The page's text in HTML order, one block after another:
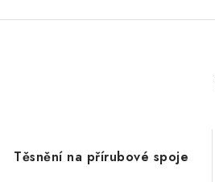
Těsnění na přírubové spoje